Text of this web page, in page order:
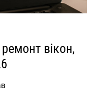
вікон,